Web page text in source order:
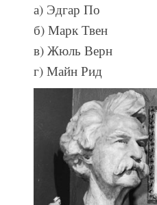
а) Эдгар По
б) Марк Твен
в) Жюль Верн
г) Майн Рид